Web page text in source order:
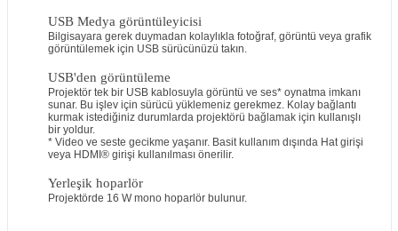
USB Medya görüntüleyicisi
Bilgisayara gerek duymadan kolaylıkla fotoğraf, görüntü veya grafik
görüntülemek için USB sürücünüzü takın.
USB'den görüntüleme
Projektör tek bir USB kablosuyla görüntü ve ses* oynatma imkanı
sunar. Bu işlev için sürücü yüklemeniz gerekmez. Kolay bağlantı
kurmak istediğiniz durumlarda projektörü bağlamak için kullanışlı
bir yoldur.
* Video ve seste gecikme yaşanır. Basit kullanım dışında Hat girişi
veya HDMI® girişi kullanılması önerilir.
Yerleşik hoparlör
Projektörde 16 W mono hoparlör bulunur.